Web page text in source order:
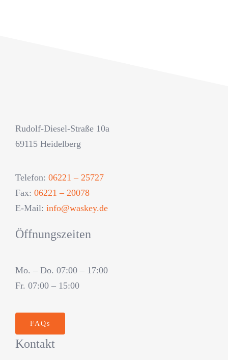
Rudolf-Diesel-Straße 10a
69115 Heidelberg
Telefon: 06221 – 25727
Fax: 06221 – 20078
E-Mail: info@waskey.de
Öffnungszeiten
Mo. – Do. 07:00 – 17:00
Fr. 07:00 – 15:00
FAQs
Kontakt